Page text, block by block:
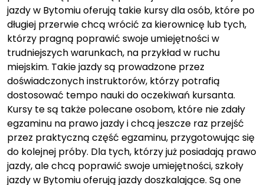
jazdy w Bytomiu oferują takie kursy dla osób, które po
długiej przerwie chcą wrócić za kierownicę lub tych,
którzy pragną poprawić swoje umiejętności w
trudniejszych warunkach, na przykład w ruchu
miejskim. Takie jazdy są prowadzone przez
doświadczonych instruktorów, którzy potrafią
dostosować tempo nauki do oczekiwań kursanta.
Kursy te są także polecane osobom, które nie zdały
egzaminu na prawo jazdy i chcą jeszcze raz przejść
przez praktyczną część egzaminu, przygotowując się
do kolejnej próby. Dla tych, którzy już posiadają prawo
jazdy, ale chcą poprawić swoje umiejętności, szkoły
jazdy w Bytomiu oferują jazdy doszkalające. Są one